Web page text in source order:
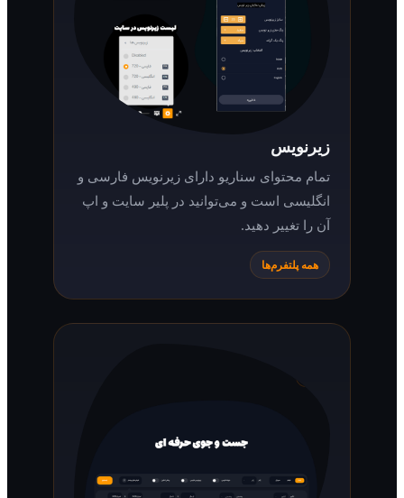
تمام محتوای سناریو دارای زیرنویس فارسی و
انگلیسی است و می‌توانید در پلیر سایت و اپ
آن را تغییر دهید.
همه پلتفرم‌ها